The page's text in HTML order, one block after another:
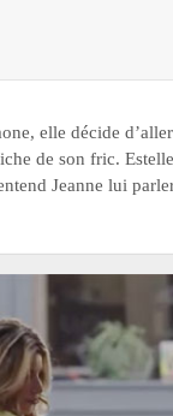
elle décide
de son fric.
Jeanne lui